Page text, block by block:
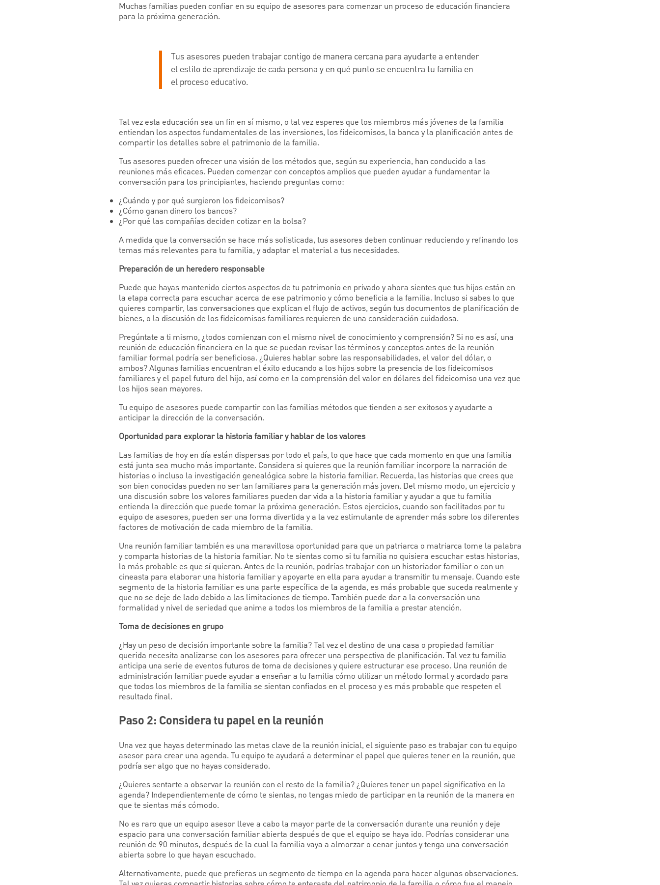
Muchas familias pueden confiar en su equipo de asesores para comenzar un proceso de educación financiera
para la próxima generación.
Tus asesores pueden trabajar contigo de manera cercana para ayudarte a entender
el estilo de aprendizaje de cada persona y en qué punto se encuentra tu familia en
el proceso educativo.
Tal vez esta educación sea un fin en sí mismo, o tal vez esperes que los miembros más jóvenes de la familia
entiendan los aspectos fundamentales de las inversiones, los fideicomisos, la banca y la planificación antes de
compartir los detalles sobre el patrimonio de la familia.
Tus asesores pueden ofrecer una visión de los métodos que, según su experiencia, han conducido a las
reuniones más eficaces. Pueden comenzar con conceptos amplios que pueden ayudar a fundamentar la
conversación para los principiantes, haciendo preguntas como:
¿Cuándo y por qué surgieron los fideicomisos?
¿Cómo ganan dinero los bancos?
¿Por qué las compañías deciden cotizar en la bolsa?
A medida que la conversación se hace más sofisticada, tus asesores deben continuar reduciendo y refinando los
temas más relevantes para tu familia, y adaptar el material a tus necesidades.
Preparación de un heredero responsable
Puede que hayas mantenido ciertos aspectos de tu patrimonio en privado y ahora sientes que tus hijos están en
la etapa correcta para escuchar acerca de ese patrimonio y cómo beneficia a la familia. Incluso si sabes lo que
quieres compartir, las conversaciones que explican el flujo de activos, según tus documentos de planificación de
bienes, o la discusión de los fideicomisos familiares requieren de una consideración cuidadosa.
Pregúntate a ti mismo, ¿todos comienzan con el mismo nivel de conocimiento y comprensión? Si no es así, una
reunión de educación financiera en la que se puedan revisar los términos y conceptos antes de la reunión
familiar formal podría ser beneficiosa. ¿Quieres hablar sobre las responsabilidades, el valor del dólar, o
ambos? Algunas familias encuentran el éxito educando a los hijos sobre la presencia de los fideicomisos
familiares y el papel futuro del hijo, así como en la comprensión del valor en dólares del fideicomiso una vez que
los hijos sean mayores.
Tu equipo de asesores puede compartir con las familias métodos que tienden a ser exitosos y ayudarte a
anticipar la dirección de la conversación.
Oportunidad para explorar la historia familiar y hablar de los valores
Las familias de hoy en día están dispersas por todo el país, lo que hace que cada momento en que una familia
está junta sea mucho más importante. Considera si quieres que la reunión familiar incorpore la narración de
historias o incluso la investigación genealógica sobre la historia familiar. Recuerda, las historias que crees que
son bien conocidas pueden no ser tan familiares para la generación más joven. Del mismo modo, un ejercicio y
una discusión sobre los valores familiares pueden dar vida a la historia familiar y ayudar a que tu familia
entienda la dirección que puede tomar la próxima generación. Estos ejercicios, cuando son facilitados por tu
equipo de asesores, pueden ser una forma divertida y a la vez estimulante de aprender más sobre los diferentes
factores de motivación de cada miembro de la familia.
Una reunión familiar también es una maravillosa oportunidad para que un patriarca o matriarca tome la palabra
y comparta historias de la historia familiar. No te sientas como si tu familia no quisiera escuchar estas historias,
lo más probable es que sí quieran. Antes de la reunión, podrías trabajar con un historiador familiar o con un
cineasta para elaborar una historia familiar y apoyarte en ella para ayudar a transmitir tu mensaje. Cuando este
segmento de la historia familiar es una parte específica de la agenda, es más probable que suceda realmente y
que no se deje de lado debido a las limitaciones de tiempo. También puede dar a la conversación una
formalidad y nivel de seriedad que anime a todos los miembros de la familia a prestar atención.
Toma de decisiones en grupo
¿Hay un peso de decisión importante sobre la familia? Tal vez el destino de una casa o propiedad familiar
querida necesita analizarse con los asesores para ofrecer una perspectiva de planificación. Tal vez tu familia
anticipa una serie de eventos futuros de toma de decisiones y quiere estructurar ese proceso. Una reunión de
administración familiar puede ayudar a enseñar a tu familia cómo utilizar un método formal y acordado para
que todos los miembros de la familia se sientan confiados en el proceso y es más probable que respeten el
resultado final.
Paso 2: Considera tu papel en la reunión
Una vez que hayas determinado las metas clave de la reunión inicial, el siguiente paso es trabajar con tu equipo
asesor para crear una agenda. Tu equipo te ayudará a determinar el papel que quieres tener en la reunión, que
podría ser algo que no hayas considerado.
¿Quieres sentarte a observar la reunión con el resto de la familia? ¿Quieres tener un papel significativo en la
agenda? Independientemente de cómo te sientas, no tengas miedo de participar en la reunión de la manera en
que te sientas más cómodo.
No es raro que un equipo asesor lleve a cabo la mayor parte de la conversación durante una reunión y deje
espacio para una conversación familiar abierta después de que el equipo se haya ido. Podrías considerar una
reunión de 90 minutos, después de la cual la familia vaya a almorzar o cenar juntos y tenga una conversación
abierta sobre lo que hayan escuchado.
Alternativamente, puede que prefieras un segmento de tiempo en la agenda para hacer algunas observaciones.